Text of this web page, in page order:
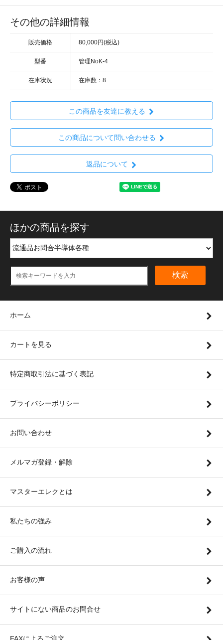
その他の詳細情報
販売価格 80,000円(税込)
型番 管理NoK-4
在庫状況 在庫数：8
この商品を友達に教える
この商品について問い合わせる
返品について
ほかの商品を探す
検索
ホーム
カートを見る
特定商取引法に基づく表記
プライバシーポリシー
お問い合わせ
メルマガ登録・解除
マスターエレクとは
私たちの強み
ご購入の流れ
お客様の声
サイトにない商品のお問合せ